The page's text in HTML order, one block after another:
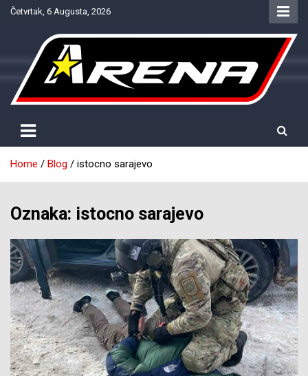
SkipČetvrtak, 6 Augusta, 2026
NTV Arena
Home Blog istocno sarajevo
Oznaka: istocno sarajevo